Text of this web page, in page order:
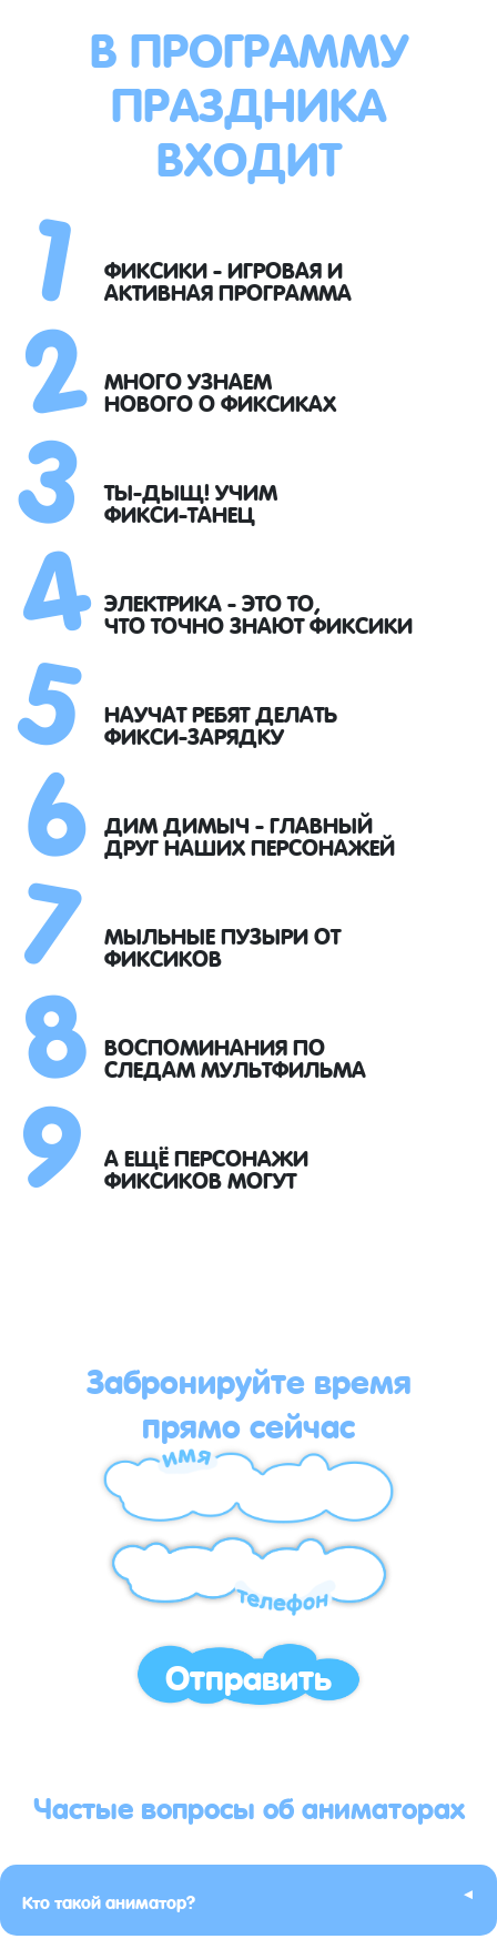
В ПРОГРАММУ
ПРАЗДНИКА
ВХОДИТ
ФИКСИКИ - ИГРОВАЯ И
АКТИВНАЯ ПРОГРАММА
МНОГО УЗНАЕМ
НОВОГО О ФИКСИКАХ
ТЫ-ДЫЩ! УЧИМ
ФИКСИ-ТАНЕЦ
ЭЛЕКТРИКА - ЭТО ТО,
ЧТО ТОЧНО ЗНАЮТ ФИКСИКИ
НАУЧАТ РЕБЯТ ДЕЛАТЬ
ФИКСИ-ЗАРЯДКУ
ДИМ ДИМЫЧ - ГЛАВНЫЙ
ДРУГ НАШИХ ПЕРСОНАЖЕЙ
МЫЛЬНЫЕ ПУЗЫРИ ОТ
ФИКСИКОВ
ВОСПОМИНАНИЯ ПО
СЛЕДАМ МУЛЬТФИЛЬМА
А ЕЩЁ ПЕРСОНАЖИ
ФИКСИКОВ МОГУТ
Забронируйте время
прямо сейчас
Отправить
Частые вопросы об аниматорах
Кто такой аниматор? ▸